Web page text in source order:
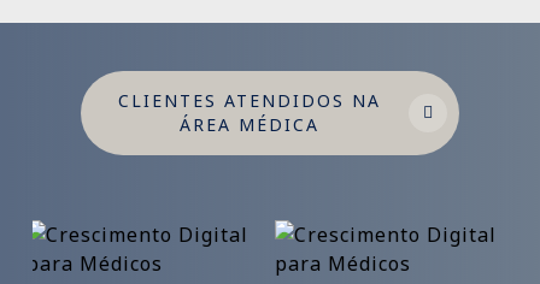
CLIENTES ATENDIDOS NA
ÁREA MÉDICA